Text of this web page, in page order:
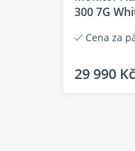
300 7G
Cena za
29 990 Kč